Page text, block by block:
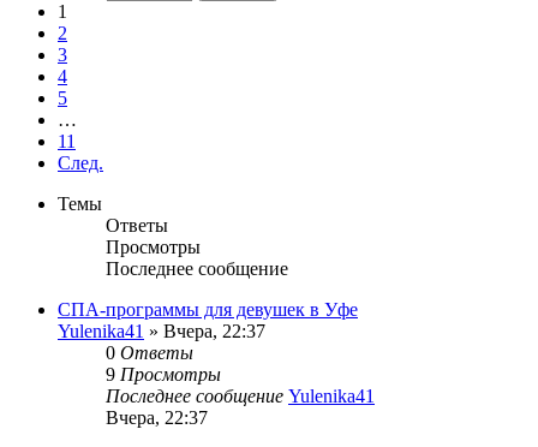
1
2
3
4
5
…
11
След.
Темы
Ответы
Просмотры
Последнее сообщение
СПА-программы для девушек в Уфе
Yulenika41 » Вчера, 22:37
0 Ответы
9 Просмотры
Последнее сообщение Yulenika41
Вчера, 22:37